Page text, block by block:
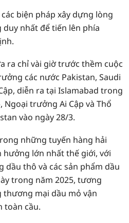
biện pháp xây dựng lòng
nhất để tiến lên phía
ra chỉ vài giờ trước thềm cuộc
các nước Pakistan, Saudi
diễn ra tại Islamabad trong
Ngoại trưởng Ai Cập và Thổ
vào ngày 28/3.
những tuyến hàng hải
hưởng lớn nhất thế giới, với
thô và các sản phẩm dầu
trong năm 2025, tương
mại dầu mỏ vận
toàn cầu.